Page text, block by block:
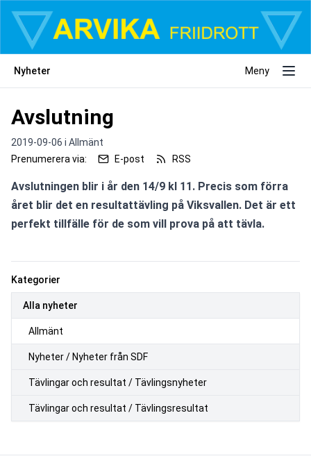
Nyheter Meny
Kategorier
Alla nyheter
Allmänt
Nyheter / Nyheter från SDF
Tävlingar och resultat / Tävlingsnyheter
Tävlingar och resultat / Tävlingsresultat
Avslutning
2019-09-06 i Allmänt
Prenumerera via:
E-post RSS
Avslutningen blir i år den 14/9 kl 11. Precis som förra
året blir det en resultattävling på Viksvallen. Det är ett
perfekt tillfälle för de som vill prova på att tävla.